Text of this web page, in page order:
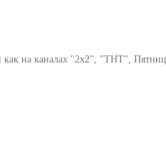
как на каналах "2х2", "ТНТ",